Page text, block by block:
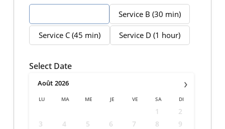
Service B (30 min)
Service C (45 min) Service D (1 hour)
Select Date
›
Août 2026
LU MA ME JE VE SA DI
1
2
3
4 5 6 7 8
9